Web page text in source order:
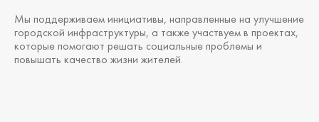
Мы поддерживаем инициативы, направленные на улучшение
городской инфраструктуры, а также участвуем в проектах,
которые помогают решать социальные проблемы и
повышать качество жизни жителей.